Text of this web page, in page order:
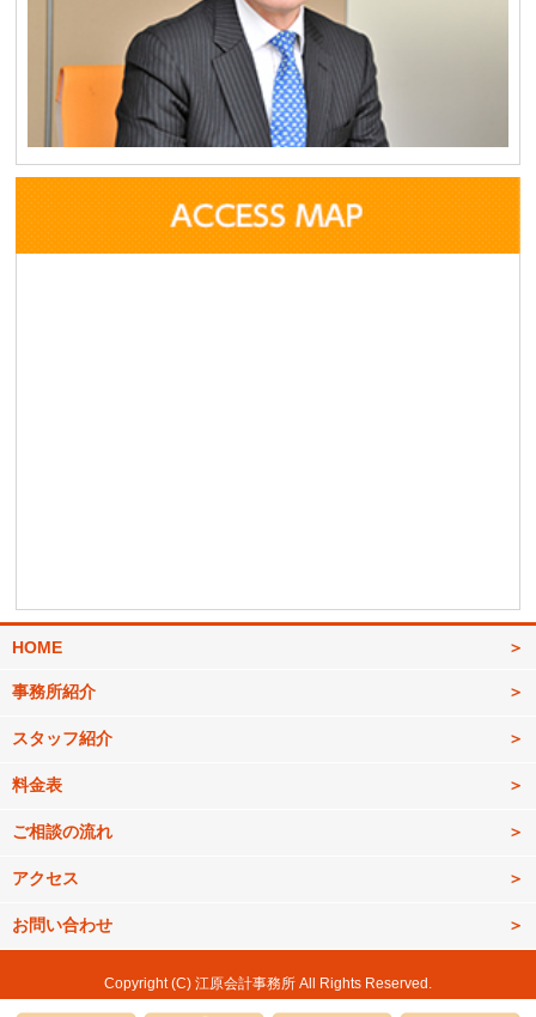
HOME
事務所紹介
スタッフ紹介
料金表
ご相談の流れ
アクセス
お問い合わせ
Copyright (C) 江原会計事務所 All Rights Reserved.